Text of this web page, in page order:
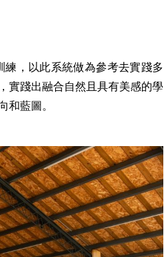
，以此系統做為參考去實踐多
實踐出融合自然且具有美感的學
和藍圖。